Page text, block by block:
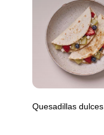
Quesadillas dulces